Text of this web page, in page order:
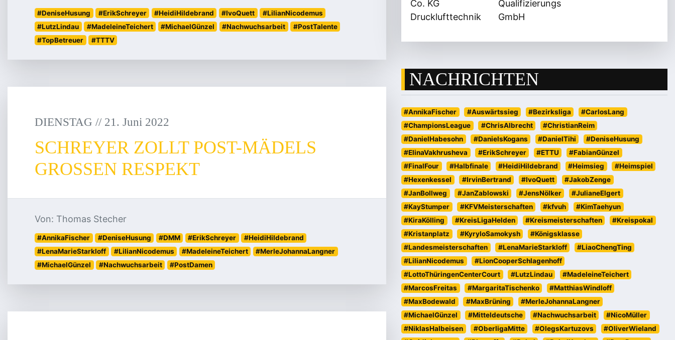
#DeniseHusung #ErikSchreyer #HeidiHildebrand #IvoQuett
#LilianNicodemus
#LutzLindau
#MadeleineTeichert #MichaelGünzel #Nachwuchsarbeit
#PostTalente
#TopBetreuer
#TTTV
DIENSTAG // 21 . Juni 2022
SCHREYER ZOLLT POST-MÄDELS
GROSSEN RESPEKT
Von: Thomas Stecher
#AnnikaFischer #DeniseHusung #DMM #ErikSchreyer
#HeidiHildebrand
#LenaMarieStarkloff
#LilianNicodemus #MadeleineTeichert
#MerleJohannaLangner
#MichaelGünzel
#Nachwuchsarbeit #PostDamen
NACHRICHTEN
#AnnikaFischer #Auswärtssieg #Bezirksliga
#CarlosLang
#ChampionsLeague
#ChrisAlbrecht
#ChristianReim
#DanielHabesohn
#DanielsKogans #DanielTihi
#DeniseHusung
#ElinaVakhrusheva
#ErikSchreyer #ETTU
#FabianGünzel
#FinalFour
#Halbfinale #HeidiHildebrand #Heimsieg
#Heimspiel
#Hexenkessel
#IrvinBertrand #IvoQuett
#JakobZenge
#JanBollweg
#JanZablowski #JensNölker
#JulianeElgert
#KayStumper
#KFVMeisterschaften #kfvuh
#KimTaehyun
#KiraKölling
#KreisLigaHelden #Kreismeisterschaften
#Kreispokal
#Kristanplatz
#KyryloSamokysh
#Königsklasse
#Landesmeisterschaften
#LenaMarieStarkloff
#LiaoChengTing
#LilianNicodemus
#LionCooperSchlagenhoff
#LottoThüringenCenterCourt
#LutzLindau
#MadeleineTeichert
#MarcosFreitas
#MargaritaTischenko
#MatthiasWindloff
#MaxBodewald
#MaxBrüning
#MerleJohannaLangner
#MichaelGünzel
#Mitteldeutsche #Nachwuchsarbeit
#NicoMüller
#NiklasHalbeisen
#OberligaMitte #OlegsKartuzovs
#OliverWieland